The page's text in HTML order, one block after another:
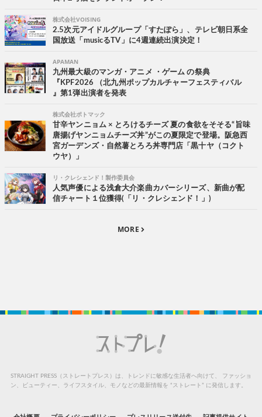
株式会社VOISING
2.5次元アイドルグループ「すたぽら」、テレビ朝日系全
国放送「musicるTV」に4週連続出演決定！
APAMAN
九州最大級のマンガ・アニメ ・ゲーム の祭典
『KPF2026 （北九州ポップカルチャーフェスティバル
』第1弾出演者を発表
株式会社ポトマック
甘辛ヤンニョム × とろけるチーズ 夏の食欲をそそる“旨味
唐揚げヤンニョムチーズ丼”がこの夏限定で登場。阪急西
宮ガーデンズ・自然薯とろろ丼専門店「黒十ヤ（コクト
ウヤ）」
リ・クレシェンド！製作委員会
人気声優による浅倉大介楽曲カバーシリーズ、新曲が配
信チャート１位獲得(「リ・クレシェンド！」)
MORE
STRAIGHT PRESS（ストレートプレス）は、トレンドに敏感な生活者へ向けて、
ファッショ
ン、ビューティー、ライフスタイル、モノなどの最新情報を “ストレート” に発信します。